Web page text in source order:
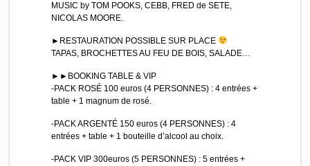
MUSIC by TOM POOKS, CEBB, FRED de SETE,
NICOLAS MOORE.
►RESTAURATION POSSIBLE SUR PLACE
TAPAS, BROCHETTES AU FEU DE BOIS, SALADE…
►►BOOKING TABLE & VIP
-PACK ROSÉ 100 euros (4 PERSONNES) : 4 entrées +
table + 1 magnum de rosé.
-PACK ARGENTÉ 150 euros (4 PERSONNES) : 4
entrées + table + 1 bouteille d’alcool au choix.
-PACK VIP 300euros (5 PERSONNES) : 5 entrées +